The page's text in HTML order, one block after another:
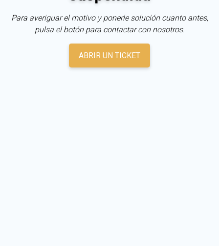
Para averiguar el motivo y ponerle solución cuanto antes,
pulsa el botón para contactar con nosotros.
ABRIR UN TICKET